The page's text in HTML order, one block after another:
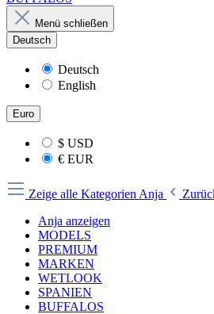
Menü schließen
Deutsch
Deutsch
English
Euro
$ USD
€ EUR
Zeige alle Kategorien Anja
Anja anzeigen
MODELS
PREMIUM
MARKEN
WETLOOK
SPANIEN
BUFFALOS